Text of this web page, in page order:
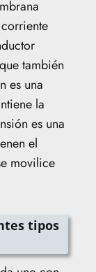
también
es una
la
es una
el
movilice
tipos